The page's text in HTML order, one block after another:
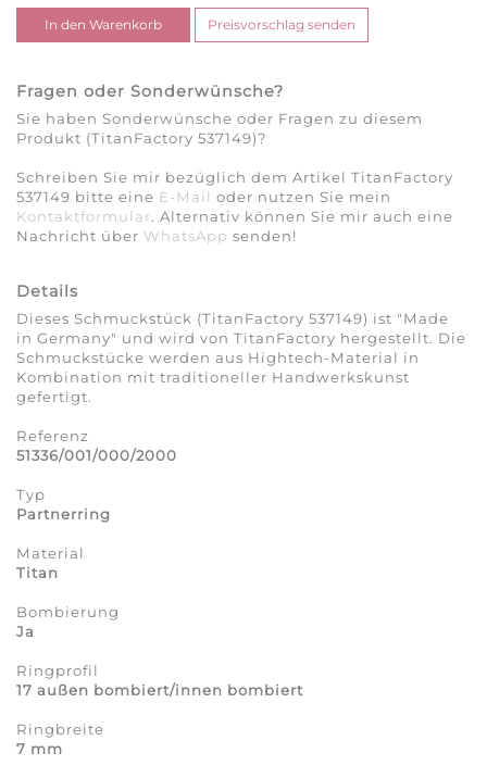
Fragen oder Sonderwünsche?
Sie haben Sonderwünsche oder Fragen zu diesem
Produkt (TitanFactory 537149)?
Schreiben Sie mir bezüglich dem Artikel TitanFactory
537149 bitte eine E-Mail oder nutzen Sie mein
Kontaktformular. Alternativ können Sie mir auch eine
Nachricht über WhatsApp senden!
Details
Dieses Schmuckstück (TitanFactory 537149) ist "Made
in Germany" und wird von TitanFactory hergestellt. Die
Schmuckstücke werden aus Hightech-Material in
Kombination mit traditioneller Handwerkskunst
gefertigt.
Referenz
51336/001/000/2000
Typ
Partnerring
Material
Titan
Bombierung
Ja
Ringprofil
17 außen bombiert/innen bombiert
Ringbreite
7 mm